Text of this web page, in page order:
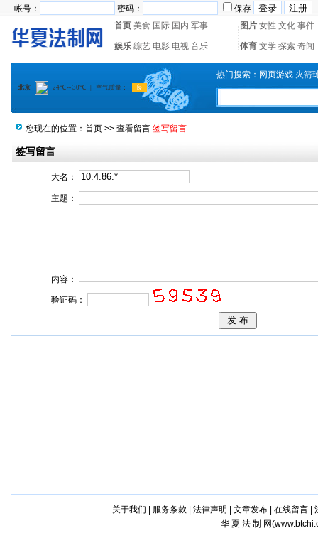
帐号： 密码：
保存
首页 美食 国际 国内 军事 图片 女性 文化 事件
娱乐 综艺 电影 电视 音乐 体育 文学 探索 奇闻
热门搜索： 网页游戏 火箭
您现在的位置： 首页 >> 查看留言 签写留言
签写留言
大名：
主题：
内容：
验证码：
关于我们 服务条款 法律声明 文章发布| 在线留言|
华 夏 法 制 网(